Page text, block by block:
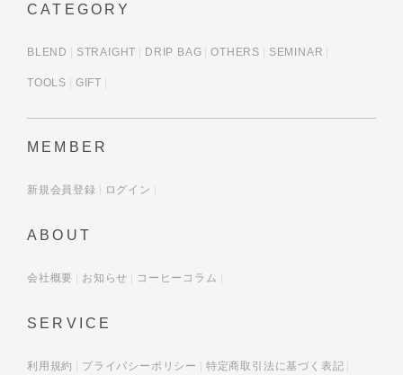
CATEGORY
BLEND STRAIGHT DRIP BAG OTHERS SEMINAR
TOOLS GIFT
MEMBER
新規会員登録 ログイン
ABOUT
会社概要 お知らせ コーヒーコラム
SERVICE
利用規約 プライバシーポリシー 特定商取引法に基づく表記